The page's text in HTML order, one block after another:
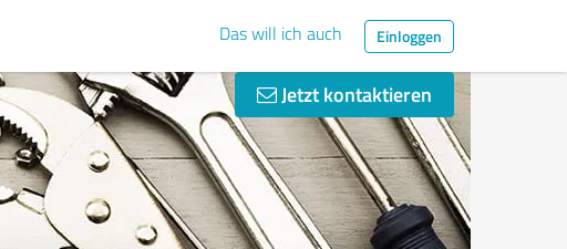
Das will ich auch Einloggen
Jetzt kontaktieren